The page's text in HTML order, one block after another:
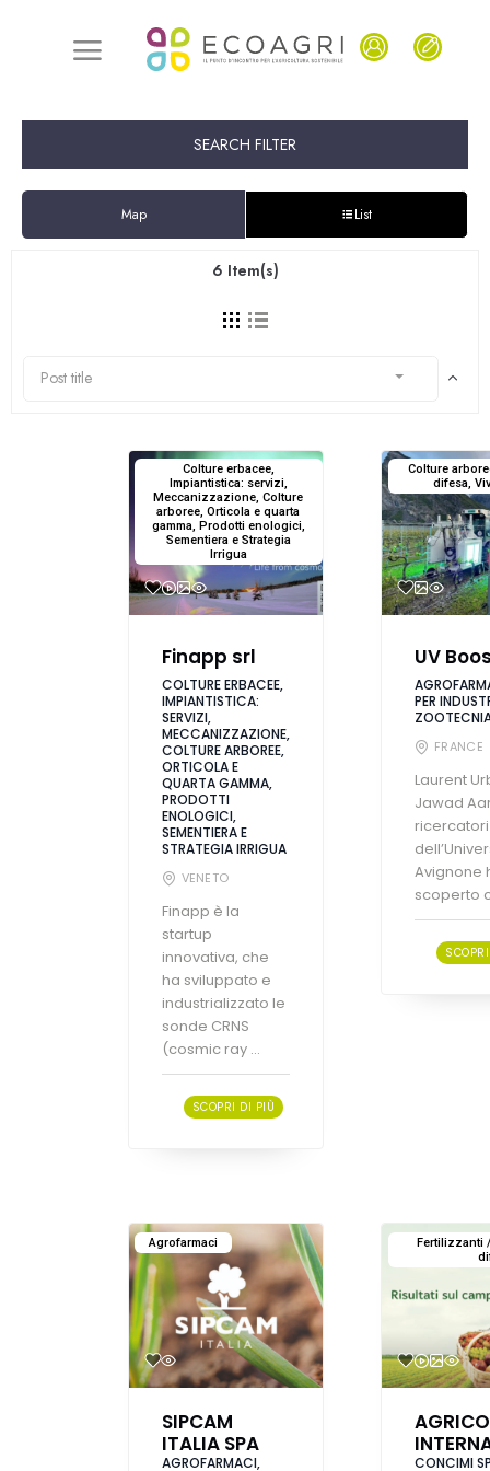
SEARCH FILTER
Map List
6 Item(s)
Post title
Colture erbacee,
Impiantistica: servizi,
Meccanizzazione, Colture
arboree, Orticola e quarta
gamma, Prodotti enologici,
Sementiera e Strategia
Irrigua
Finapp srl
COLTURE ERBACEE,
IMPIANTISTICA:
SERVIZI,
MECCANIZZAZIONE,
COLTURE ARBOREE,
ORTICOLA E
QUARTA GAMMA,
PRODOTTI
ENOLOGICI,
SEMENTIERA E
STRATEGIA IRRIGUA
VENETO
Finapp è la
startup
innovativa, che
ha sviluppato e
industrializzato le
sonde CRNS
(cosmic ray ...
SCOPRI DI PIÙ
Colture
difesa,
UV
PER
FRANCE
Laurent
Jawad
ricercatori
Avignone
scoperto
Agrofarmaci
SIPCAM
ITALIA SPA
AGROFARMACI,
Fertilizzanti
CONCIMI